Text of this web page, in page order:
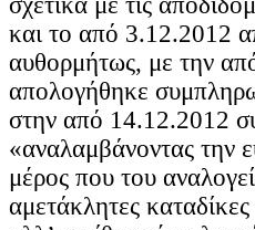
και το από 3.12.2012
αυθορμήτως, με την
απολογήθηκε
στην από 14.12.2012
«αναλαμβάνοντας την
μέρος που του
αμετάκλητες καταδίκες